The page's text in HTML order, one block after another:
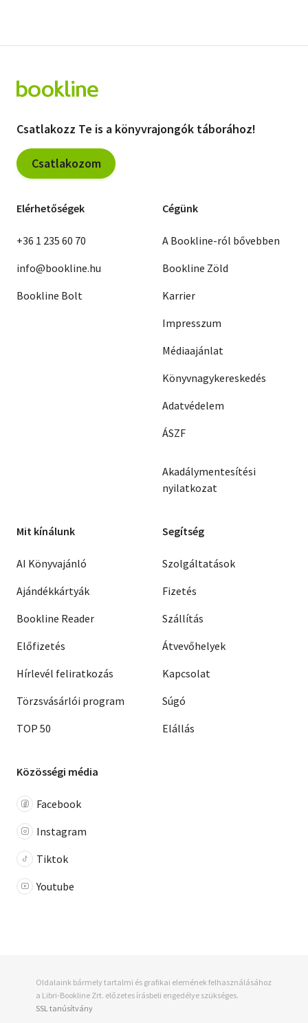
Csatlakozz Te is a könyvrajongók táborához!
Csatlakozom
Elérhetőségek
+36 1 235 60 70
info@bookline.hu
Bookline Bolt
Cégünk
A Bookline-ról bővebben
Bookline Zöld
Karrier
Impresszum
Médiaajánlat
Könyvnagykereskedés
Adatvédelem
ÁSZF
Akadálymentesítési
nyilatkozat
Mit kínálunk
AI Könyvajánló
Ajándékkártyák
Bookline Reader
Előfizetés
Hírlevél feliratkozás
Törzsvásárlói program
TOP 50
Segítség
Szolgáltatások
Fizetés
Szállítás
Átvevőhelyek
Kapcsolat
Súgó
Elállás
Közösségi média
Facebook
Instagram
Tiktok
Youtube
Oldalaink bármely tartalmi és grafikai elemének felhasználásához
a Libri-Bookline Zrt. előzetes írásbeli engedélye szükséges.
SSL tanúsítvány